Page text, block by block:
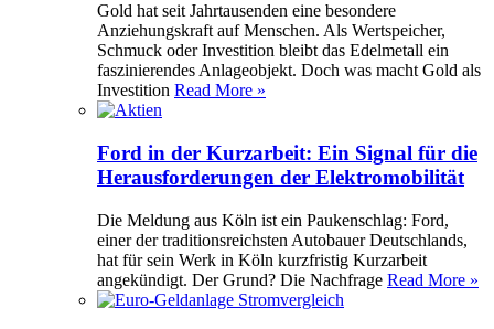
Gold hat seit Jahrtausenden eine besondere
Anziehungskraft auf Menschen. Als Wertspeicher,
Schmuck oder Investition bleibt das Edelmetall ein
faszinierendes Anlageobjekt. Doch was macht Gold als
Investition Read More »
Ford in der Kurzarbeit: Ein Signal für die
Herausforderungen der Elektromobilität
Die Meldung aus Köln ist ein Paukenschlag: Ford,
einer der traditionsreichsten Autobauer Deutschlands,
hat für sein Werk in Köln kurzfristig Kurzarbeit
angekündigt. Der Grund? Die Nachfrage Read More »